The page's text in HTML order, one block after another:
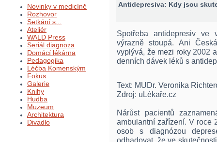
Novinky v medicíně
Rozhovor
Setkání s...
Ateliér
WALD Press
Seriál diagnoza
Domácí lékárna
Pedagogika
Léčba Komenským
Fokus
Galerie
Knihy
Hudba
Muzeum
Architektura
Divadlo
Antidepresiva: Kdy jsou
Spotřeba antidepresiv ve
výrazně stoupá. Ani
vyplývá, že mezi roky 2002
denních dávek léků s
Text: MUDr. Veronika
Zdroj: uLékaře.cz
Nárůst pacientů
ambulantní zařízení. V roce
osob s diagnózou
odhadovat, že ve